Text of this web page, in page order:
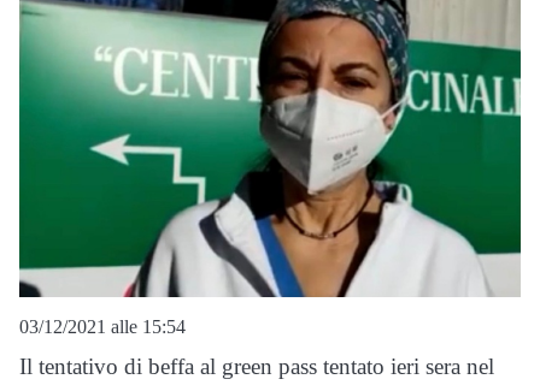
03/12/2021 alle 15:54
Il tentativo di beffa al green pass tentato ieri sera nel